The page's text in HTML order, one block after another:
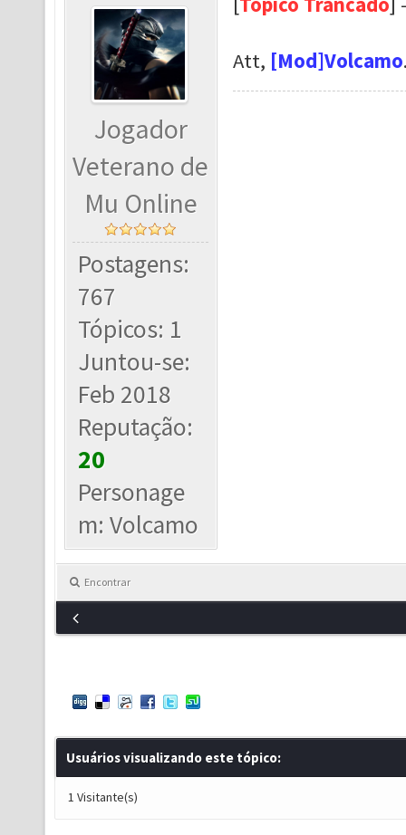
Jogador
Veterano de
Mu Online
Postagens:
767
Tópicos: 1
Juntou-se:
Feb 2018
Reputação:
20
Personage
m: Volcamo
Att, [Mod]Volcamo
Encontrar
Usuários visualizando este tópico:
1 Visitante(s)